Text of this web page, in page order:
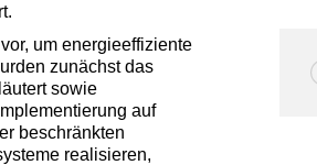
um energieeffiziente
zunächst das
sowie
auf
beschränkten
realisieren,